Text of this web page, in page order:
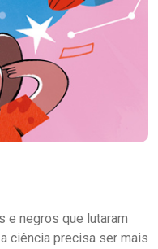
e negros que lutaram
ciência precisa ser mais